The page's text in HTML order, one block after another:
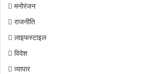
मनोरंजन
राजनीति
लाइफस्टाइल
विदेश
व्यापार